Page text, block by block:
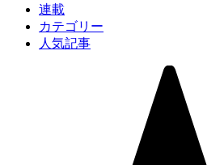
連載
カテゴリー
人気記事